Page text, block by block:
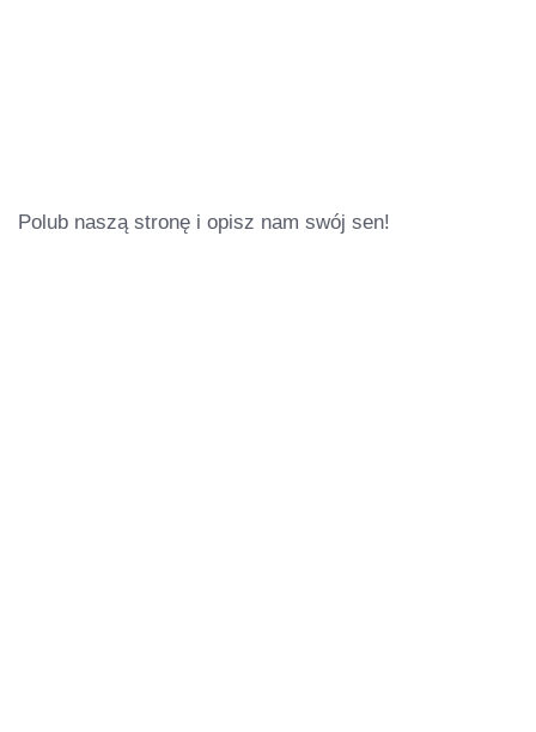
Polub naszą stronę i opisz nam swój sen!